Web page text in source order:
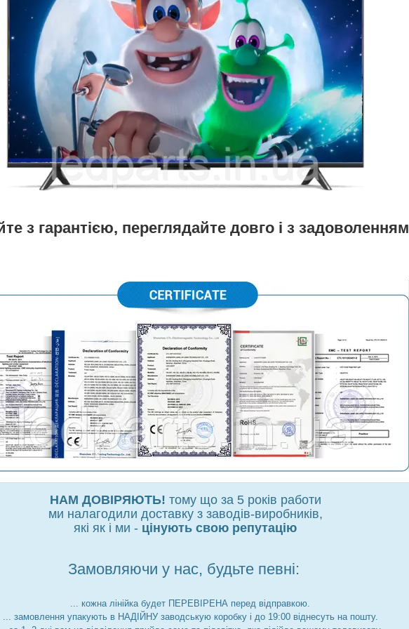
з гарантією, переглядайте довго і з задоволенням
НАМ ДОВІРЯЮТЬ! тому що за 5 років работи
ми налагодили доставку з заводів-виробників,
які як і ми - цінують свою репутацію
Замовляючи у нас, будьте певні:
... кожна лінійка будет ПЕРЕВІРЕНА перед відправкою.
... замовлення упакують в НАДІЙНУ заводськую коробку і до 19:00 віднесуть на пошту.